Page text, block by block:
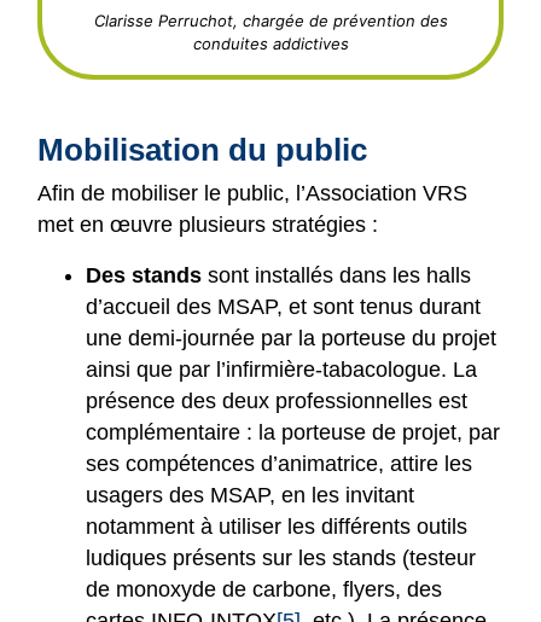
Clarisse Perruchot, chargée de prévention des
conduites addictives
Mobilisation du public
Afin de mobiliser le public, l’Association VRS
met en œuvre plusieurs stratégies :
Des stands sont installés dans les halls
d’accueil des MSAP, et sont tenus durant
une demi-journée par la porteuse du projet
ainsi que par l’infirmière-tabacologue. La
présence des deux professionnelles est
complémentaire : la porteuse de projet, par
ses compétences d’animatrice, attire les
usagers des MSAP, en les invitant
notamment à utiliser les différents outils
ludiques présents sur les stands (testeur
de monoxyde de carbone, flyers, des